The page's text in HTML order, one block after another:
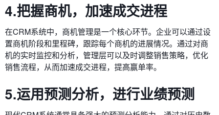
4.把握商机，加速成交进程
在CRM系统中，商机管理是一个核心环节。企业可以通过设
置商机阶段和里程碑，跟踪每个商机的进展情况。通过对商
机的实时监控和分析，管理层可以及时调整销售策略，优化
销售流程，从而加速成交进程，提高赢单率。
5.运用预测分析，进行业绩预测